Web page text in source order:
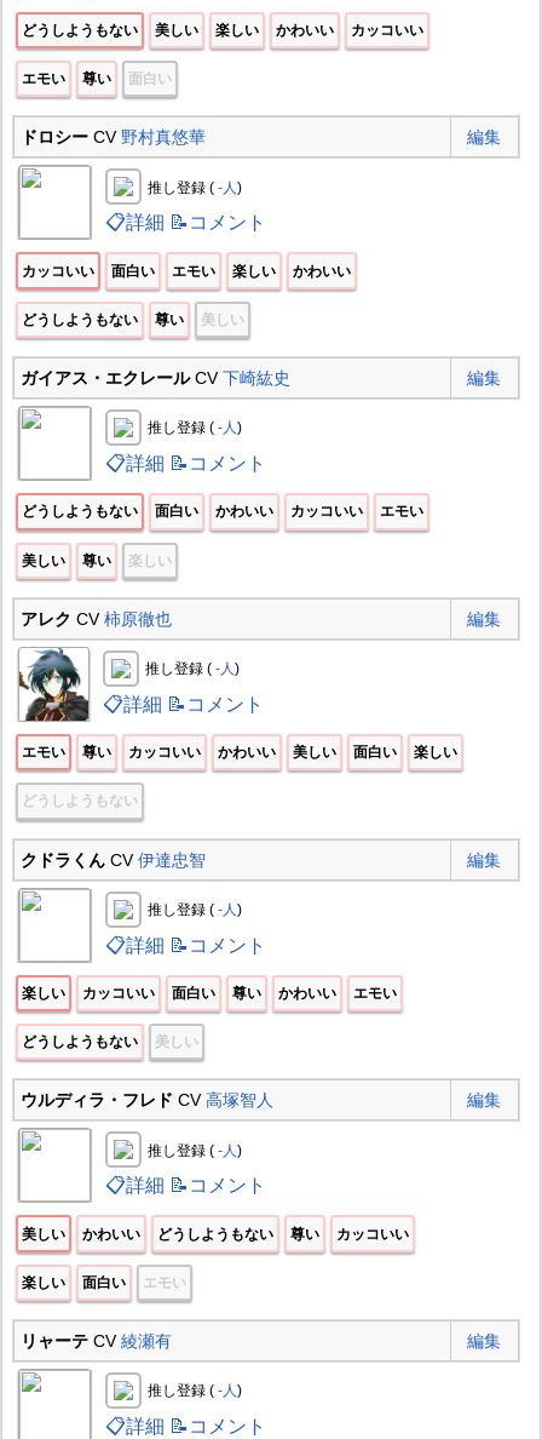
どうしようもない 美しい 楽しい かわいい カッコいい
エモい 尊い 面白い
ドロシーCV野村真悠華 編集
推し登録 ( -人 )
📋詳細 📝コメント
カッコいい 面白い エモい 楽しい かわいい
どうしようもない 尊い 美しい
ガイアス・エクレールCV下崎紘史 編集
推し登録 ( -人)
📋詳細 📝コメント
どうしようもない 面白い かわいい カッコいい エモい
美しい 尊い 楽しい
アレク CV柿原徹也 編集
推し登録 ( -人)
📋詳細 📝コメント
エモい 尊い カッコいい かわいい 美しい 面白い 楽しい
どうしようもない
クドラくんCV伊達忠智 編集
推し登録 ( -人)
📋詳細 📝コメント
楽しい カッコいい 面白い 尊い かわいい エモい
どうしようもない 美しい
ウルディラ・フレド CV高塚智人 編集
推し登録 ( -人 )
📋詳細 📝コメント
美しい かわいい どうしようもない 尊い カッコいい
楽しい 面白い エモい
リャーテCV綾瀬有 編集
推し登録 ( -人)
📋詳細 📝コメント